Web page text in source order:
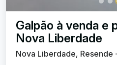
Galpão à venda e
Nova Liberdade
Nova Liberdade, Resende